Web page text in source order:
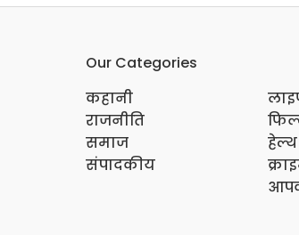
Our Categories
कहानी
राजनीति
समाज
संपादकीय
हेल्थ